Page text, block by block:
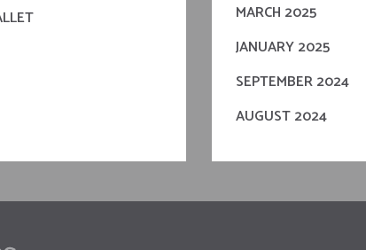
MARCH 2025
JANUARY 2025
SEPTEMBER 2024
AUGUST 2024